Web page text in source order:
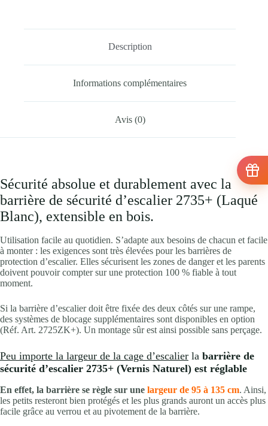
Description
Informations complémentaires
Avis (0)
Sécurité absolue et durablement avec la
barrière de sécurité d’escalier 2735+ (Laqué
Blanc), extensible en bois.
Utilisation facile au quotidien. S’adapte aux besoins de chacun et facile
à monter : les exigences sont très élevées pour les barrières de
protection d’escalier. Elles sécurisent les zones de danger et les parents
doivent pouvoir compter sur une protection 100 % fiable à tout
moment.
Si la barrière d’escalier doit être fixée des deux côtés sur une rampe,
des systèmes de blocage supplémentaires sont disponibles en option
(Réf. Art. 2725ZK+). Un montage sûr est ainsi possible sans perçage.
Peu importe la largeur de la cage d’escalier la barrière de
sécurité d’escalier 2735+ (Vernis Naturel) est réglable
En effet, la barrière se règle sur une largeur de 95 à 135 cm. Ainsi,
les petits resteront bien protégés et les plus grands auront un accès plus
facile grâce au verrou et au pivotement de la barrière.